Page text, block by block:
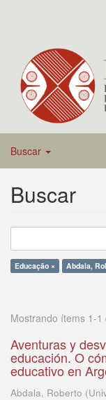
Buscar
Buscar
Educação × Abdala,
Mostrando ítems 1-1
Aventuras y
educación. O
educativo en
Abdala, Roberto (